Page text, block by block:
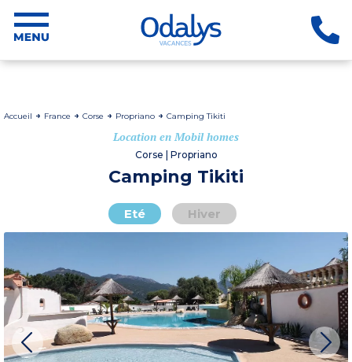
Accueil France Corse Propriano Camping Tikiti
Location en Mobil homes
Corse | Propriano
Camping Tikiti
Eté Hiver